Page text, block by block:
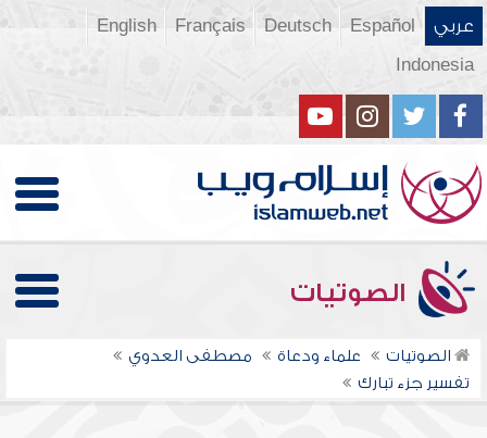
عربي Español
Deutsch
Français
English
Indonesia
الصوتيات
الصوتيات علماء ودعاة
مصطفى العدوي
تفسير جزء تبارك